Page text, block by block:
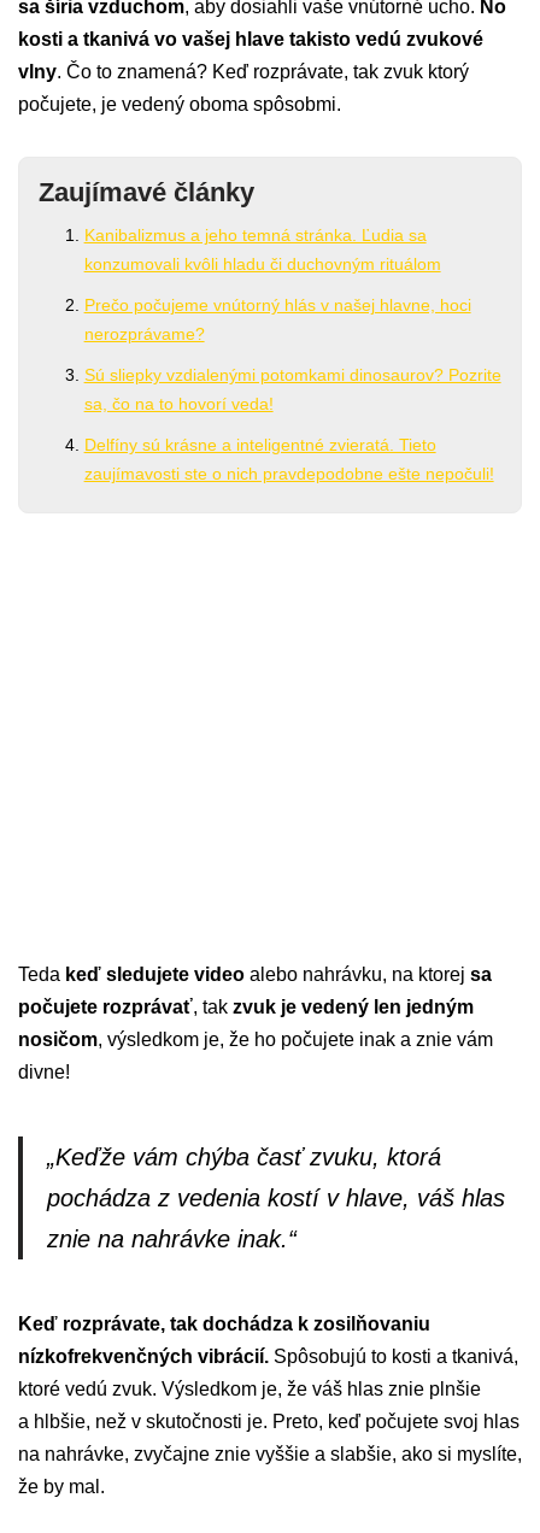
sa šíria vzduchom, aby dosiahli vaše vnútorné ucho. No
kosti a tkanivá vo vašej hlave takisto vedú zvukové
vlny. Čo to znamená? Keď rozprávate, tak zvuk ktorý
počujete, je vedený oboma spôsobmi.
Zaujímavé články
Kanibalizmus a jeho temná stránka. Ľudia sa
konzumovali kvôli hladu či duchovným rituálom
Prečo počujeme vnútorný hlás v našej hlavne, hoci
nerozprávame?
Sú sliepky vzdialenými potomkami dinosaurov? Pozrite
sa, čo na to hovorí veda!
Delfíny sú krásne a inteligentné zvieratá. Tieto
zaujímavosti ste o nich pravdepodobne ešte nepočuli!
Teda keď sledujete video alebo nahrávku, na ktorej sa
počujete rozprávať, tak zvuk je vedený len jedným
nosičom, výsledkom je, že ho počujete inak a znie vám
divne!
„Keďže vám chýba časť zvuku, ktorá
pochádza z vedenia kostí v hlave, váš hlas
znie na nahrávke inak.“
Keď rozprávate, tak dochádza k zosilňovaniu
nízkofrekvenčných vibrácií. Spôsobujú to kosti a tkanivá,
ktoré vedú zvuk. Výsledkom je, že váš hlas znie plnšie
a hlbšie, než v skutočnosti je. Preto, keď počujete svoj hlas
na nahrávke, zvyčajne znie vyššie a slabšie, ako si myslíte,
že by mal.